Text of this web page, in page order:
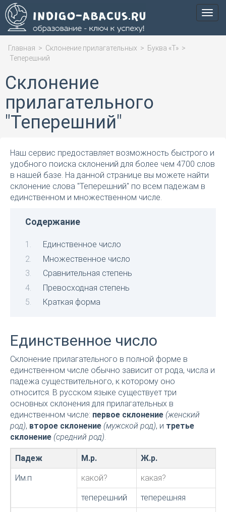
Меню
Главная > Склонение прилагательных > Буква «Т» >
Теперешний
Склонение
прилагательного
"Теперешний"
Наш сервис предоставляет возможность быстрого и
удобного поиска склонений для более чем 4700 слов
в нашей базе. На данной странице вы можете найти
склонение слова "Теперешний" по всем падежам в
единственном и множественном числе.
Содержание
Единственное число
Множественное число
Сравнительная степень
Превосходная степень
Краткая форма
Единственное число
Склонение прилагательного в полной форме в
единственном числе обычно зависит от рода, числа и
падежа существительного, к которому оно
относится. В русском языке существует три
основных склонения для прилагательных в
единственном числе: первое склонение (женский
род), второе склонение (мужской род), и третье
склонение (средний род).
Падеж М.р. Ж.р.
Им.п какой? какая?
теперешний теперешняя